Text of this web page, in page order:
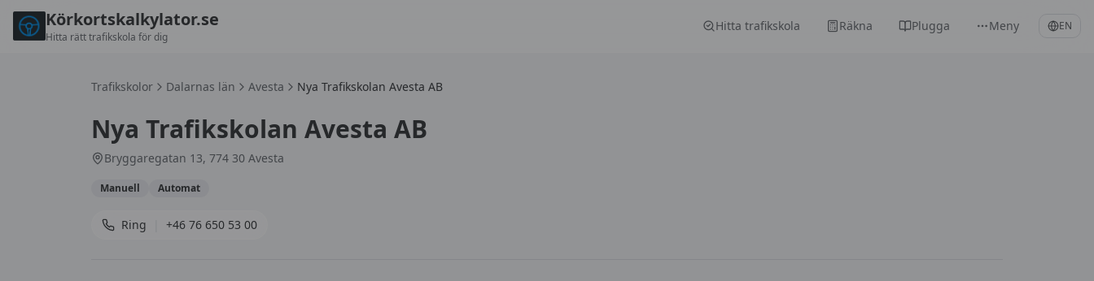
Körkortskalkylator.se
Hitta rätt trafikskola för dig
Hitta trafikskola Räkna Plugga Meny EN
Trafikskolor Dalarnas län Avesta Nya Trafikskolan Avesta AB
Nya Trafikskolan Avesta AB
Bryggaregatan 13, 774 30 Avesta
Manuell Automat
Ring +46 76 650 53 00